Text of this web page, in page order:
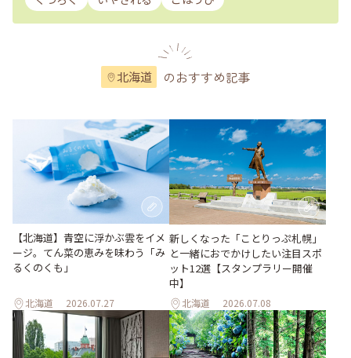
北海道 のおすすめ記事
【北海道】青空に浮かぶ雲をイメ
ージ。てん菜の恵みを味わう「み
るくのくも」
北海道 2026.07.27
新しくなった「ことりっぷ札幌」
と一緒におでかけしたい注目スポ
ット12選【スタンプラリー開催
中】
北海道 2026.07.08